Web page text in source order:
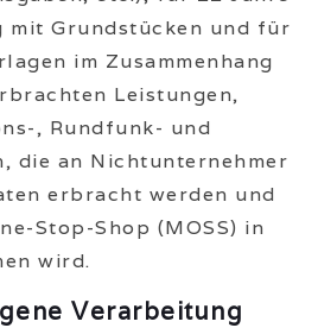
mit Grundstücken und für
im Zusammenhang
Leistungen,
, Rundfunk- und
die an Nichtunternehmer
erbracht werden und
Stop-Shop (MOSS) in
wird.
Verarbeitung